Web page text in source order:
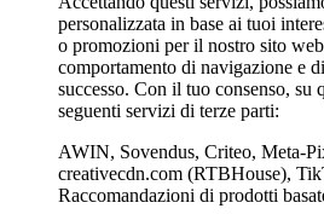
personalizzata in base ai tuoi
o promozioni per il nostro sito
comportamento di navigazione e
successo. Con il tuo consenso, su
seguenti servizi di terze parti:
AWIN, Sovendus, Criteo, Meta-
creativecdn.com (RTBHouse),
Raccomandazioni di prodotti